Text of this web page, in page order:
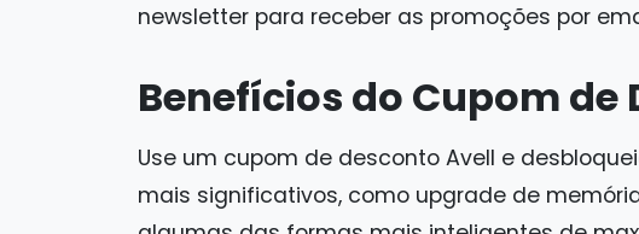
newsletter para receber as promoções por
Benefícios do Cupom de
Use um cupom de desconto Avell e
mais significativos, como upgrade de